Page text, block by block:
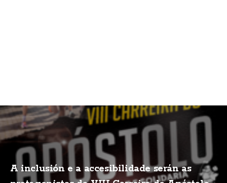
A inclusión e a accesibilidade serán as